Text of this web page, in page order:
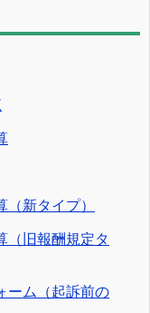
新タイプ）
（旧報酬規定タ
ーム（起訴前の